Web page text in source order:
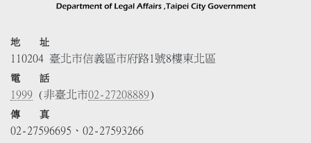
地 址
110204 臺北市信義區市府路1號8樓東北區
電 話
1999 (非臺北市02-27208889)
傳 真
02-27596695、02-27593266